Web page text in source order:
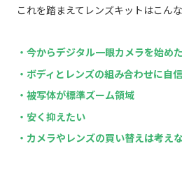
これを踏まえてレンズキットはこん
・今からデジタル一眼カメラを始め
・ボディとレンズの組み合わせに自
・被写体が標準ズーム領域
・安く抑えたい
・カメラやレンズの買い替えは考え